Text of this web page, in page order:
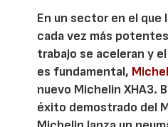
En un sector en el que
cada vez más
trabajo se aceleran y
es fundamental,
nuevo Michelin XHA3.
éxito demostrado del